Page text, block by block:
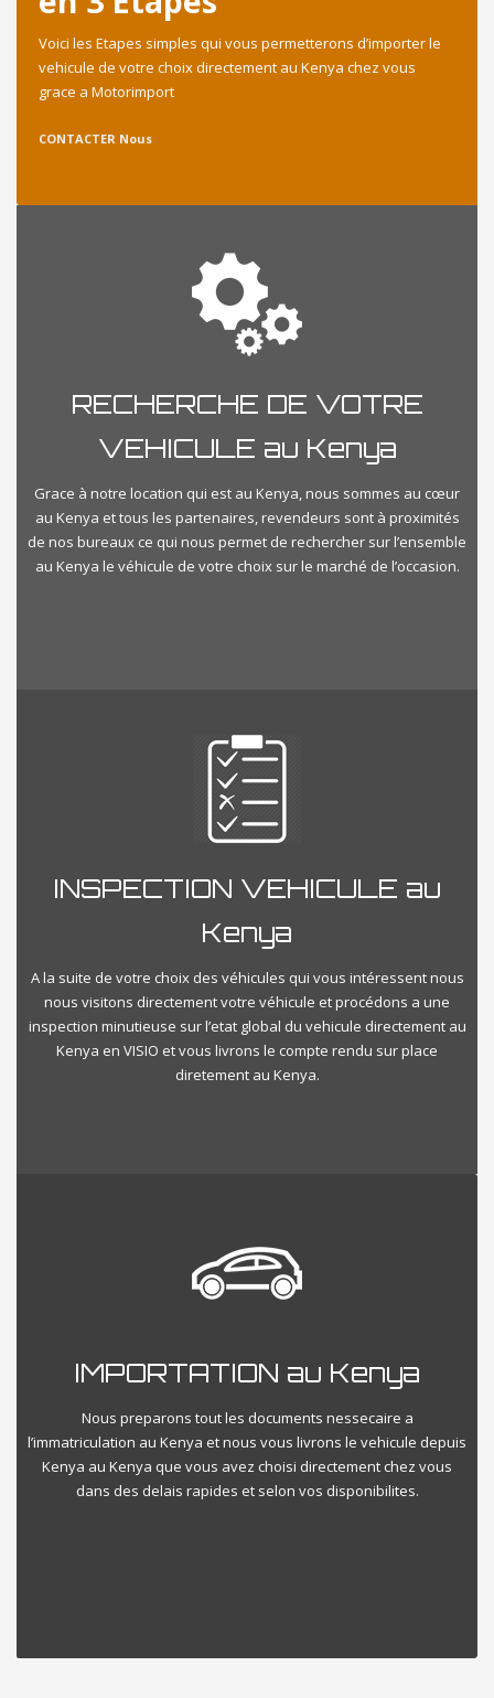
Voici les Etapes simples qui vous permetterons d’importer le
vehicule de votre choix directement au Kenya chez vous
grace a Motorimport
CONTACTER Nous
RECHERCHE DE VOTRE
VEHICULE au Kenya
Grace à notre location qui est au Kenya, nous sommes au cœur
au Kenya et tous les partenaires, revendeurs sont à proximités
de nos bureaux ce qui nous permet de rechercher sur l’ensemble
au Kenya le véhicule de votre choix sur le marché de l’occasion.
INSPECTION VEHICULE au
Kenya
A la suite de votre choix des véhicules qui vous intéressent nous
nous visitons directement votre véhicule et procédons a une
inspection minutieuse sur l’etat global du vehicule directement au
Kenya en VISIO et vous livrons le compte rendu sur place
diretement au Kenya.
IMPORTATION au Kenya
Nous preparons tout les documents nessecaire a
l’immatriculation au Kenya et nous vous livrons le vehicule depuis
Kenya au Kenya que vous avez choisi directement chez vous
dans des delais rapides et selon vos disponibilites.